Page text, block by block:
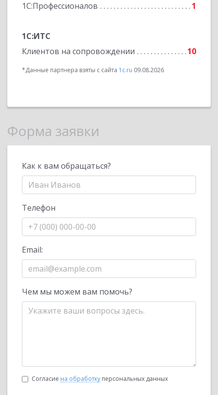
1С:Профессионалов
1
1С:ИТС
Клиентов на сопровождении
10
*Данные партнера взяты с сайта 1c.ru 09.08.2026
Форма заявки
Как к вам обращаться?
Телефон
Email:
Чем мы можем вам помочь?
Согласие на обработку персональных данных